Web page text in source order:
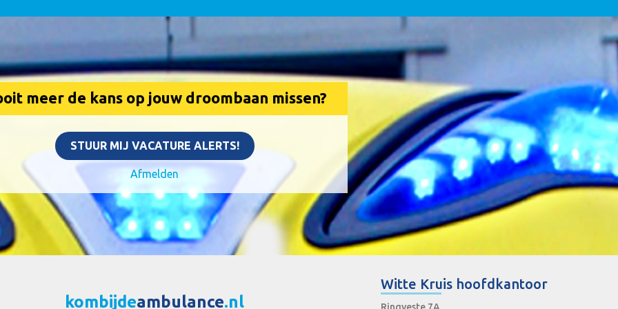
meer de kans op jouw droombaan missen?
STUUR MIJ VACATURE ALERTS!
Afmelden
kombijdeambulance.nl
Witte Kruis hoofdkantoor